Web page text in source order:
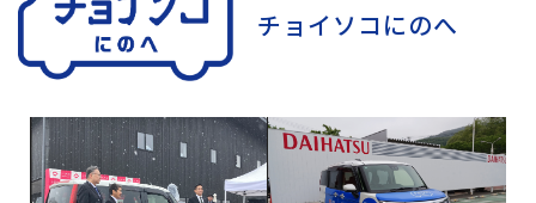
チョイソコにのへ